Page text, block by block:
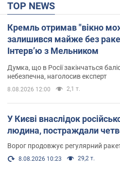
TOP NEWS
Кремль отримав "вікно
залишився майже без
Інтерв’ю з Мельником
Думка, що в Росії закінчаться
небезпечна, наголосив експерт
8.08.2026 12:00 2,1 т.
У Києві внаслідок
людина, постраждали
Ворог продовжує регулярний
8.08.2026 10:23 29,2 т.